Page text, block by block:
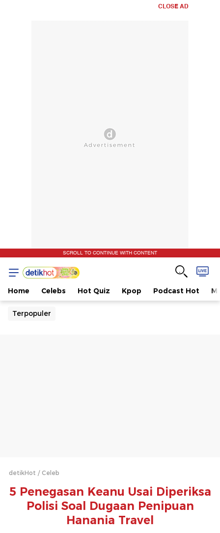
CLOSE AD
SCROLL TO CONTINUE WITH CONTENT
Home Celebs Hot Quiz Kpop Podcast Hot
Terpopuler
detikHot Celeb
5 Penegasan Keanu Usai Diperiksa
Polisi Soal Dugaan Penipuan
Hanania Travel